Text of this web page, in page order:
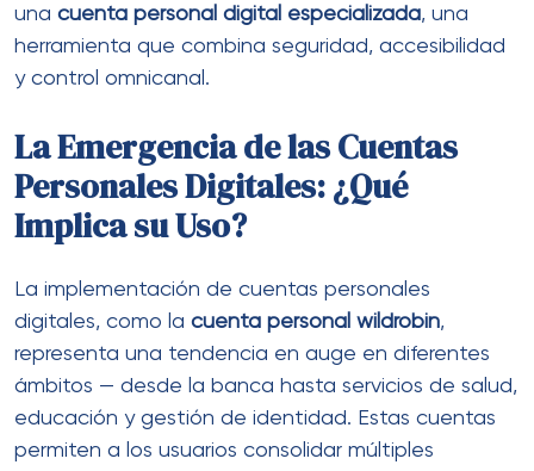
una cuenta personal digital especializada, una
herramienta que combina seguridad, accesibilidad
y control omnicanal.
La Emergencia de las Cuentas
Personales Digitales: ¿Qué
Implica su Uso?
La implementación de cuentas personales
digitales, como la cuenta personal wildrobin,
representa una tendencia en auge en diferentes
ámbitos — desde la banca hasta servicios de salud,
educación y gestión de identidad. Estas cuentas
permiten a los usuarios consolidar múltiples